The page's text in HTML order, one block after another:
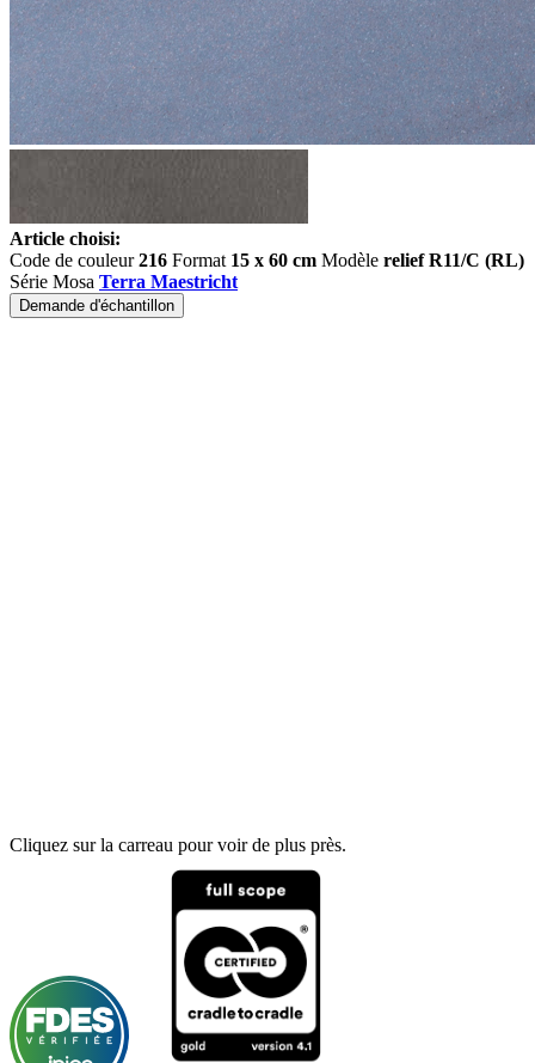
Article choisi:
Code de couleur216 Format 15 x 60 cm Modèle relief R11/C (RL)
Série Mosa Terra Maestricht
Demande d'échantillon
Cliquez sur la carreau pour voir de plus près.